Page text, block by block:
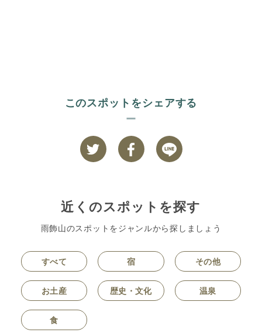
このスポットをシェアする
近くのスポットを探す
雨飾山のスポットをジャンルから探しましょう
すべて 宿 その他
お土産 歴史・文化 温泉
食